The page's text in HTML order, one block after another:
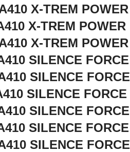
X-TREM POWER
X-TREM POWER
X-TREM POWER
SILENCE FORCE
SILENCE FORCE
SILENCE FORCE
SILENCE FORCE
SILENCE FORCE
SILENCE FORCE